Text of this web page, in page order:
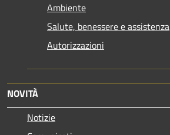
Ambiente
Salute, benessere e assistenza
Autorizzazioni
NOVITÀ
Notizie